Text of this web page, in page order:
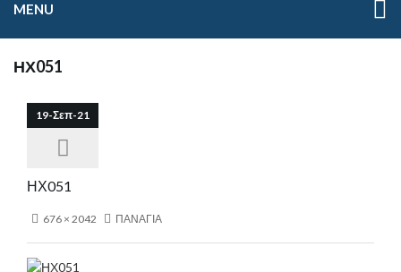
MENU
ΗΧ051
19-Σεπ-21
ΗΧ051
676 × 2042 ΠΑΝΑΓΙΑ